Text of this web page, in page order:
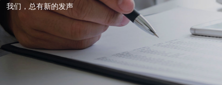
我们，总有新的发声